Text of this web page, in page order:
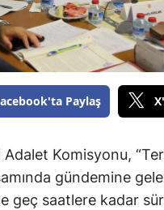
Paylaş
Komisyonu,
gündemine
geç saatlere kadar